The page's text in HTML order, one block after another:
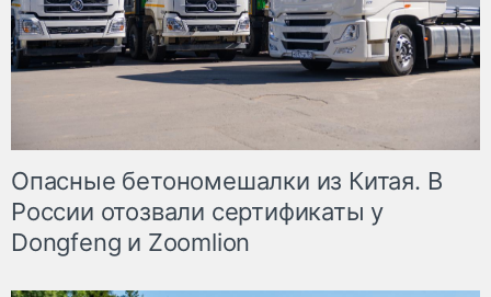
Опасные бетономешалки из Китая. В
России отозвали сертификаты у
Dongfeng и Zoomlion